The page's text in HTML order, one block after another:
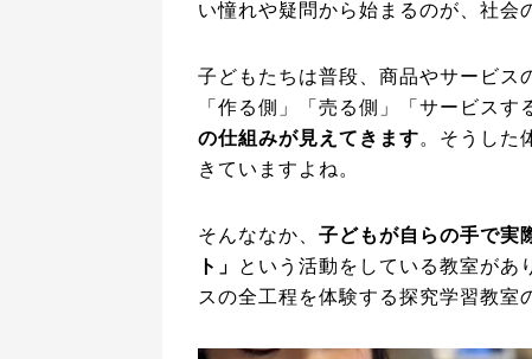
い憧れや疑問から始まるのが、社会
子どもたちは普段、商品やサービス
「作る側」「売る側」「サービス
の仕組みが見えてきます。そうした
きていますよね。
そんななか、 子どもが自らの手で実
ト」
という活動をしている教室があ
スの全工程を体験する探究学習教室